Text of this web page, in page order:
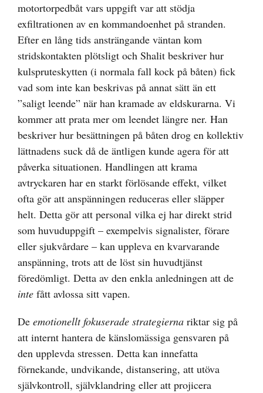
motortorpedbåt vars uppgift var att stödja
exfiltrationen av en kommandoenhet på stranden.
Efter en lång tids ansträngande väntan kom
stridskontakten plötsligt och Shalit beskriver hur
kulspruteskytten (i normala fall kock på båten) fick
vad som inte kan beskrivas på annat sätt än ett
”saligt leende” när han kramade av eldskurarna. Vi
kommer att prata mer om leendet längre ner. Han
beskriver hur besättningen på båten drog en kollektiv
lättnadens suck då de äntligen kunde agera för att
påverka situationen. Handlingen att krama
avtryckaren har en starkt förlösande effekt, vilket
ofta gör att anspänningen reduceras eller släpper
helt. Detta gör att personal vilka ej har direkt strid
som huvuduppgift – exempelvis signalister, förare
eller sjukvårdare – kan uppleva en kvarvarande
anspänning, trots att de löst sin huvudtjänst
föredömligt. Detta av den enkla anledningen att de
inte fått avlossa sitt vapen.
De emotionellt fokuserade strategierna riktar sig på
att internt hantera de känslomässiga gensvaren på
den upplevda stressen. Detta kan innefatta
förnekande, undvikande, distansering, att utöva
självkontroll, självklandring eller att projicera